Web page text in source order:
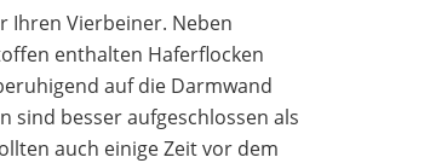
Ihren Vierbeiner. Neben
enthalten Haferflocken
auf die Darmwand
sind besser aufgeschlossen als
auch einige Zeit vor dem